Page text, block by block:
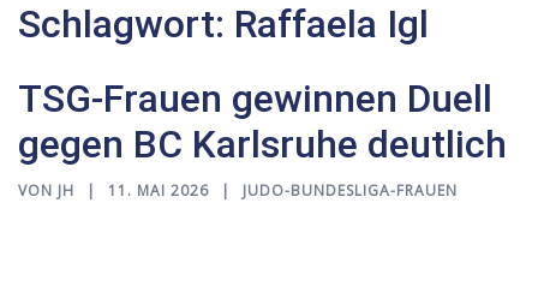
Schlagwort: Raffaela Igl
TSG-Frauen gewinnen Duell
gegen BC Karlsruhe deutlich
VON JH 11. MAI 2026 JUDO-BUNDESLIGA-FRAUEN